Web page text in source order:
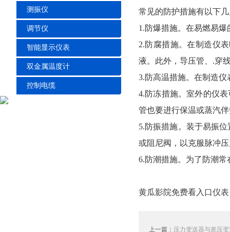
测振仪
调节仪
智能显示仪表
双金属温度计
控制电缆
常见的防护措施有以下
1.防爆措施。在易燃易
2.防腐措施。在制造仪
液。此外，导压管、.穿
3.防高温措施。在制造
4.防冻措施。室外的仪
管也要进行保温或蒸汽
5.防振措施。装于易振
或阻尼阀，以克服脉冲
6.防潮措施。为了防潮
黄瓜影院免费看入口仪表
上一篇： 压力变送器与差压